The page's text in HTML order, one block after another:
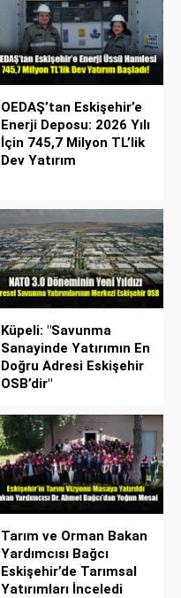
OEDAŞ’tan Eskişehir’e
Enerji Deposu: 2026 Yılı
İçin 745,7 Milyon TL’lik
Dev Yatırım
Küpeli: "Savunma
Sanayinde Yatırımın En
Doğru Adresi Eskişehir
OSB’dir"
Tarım ve Orman Bakan
Yardımcısı Bağcı
Eskişehir’de Tarımsal
Yatırımları İnceledi